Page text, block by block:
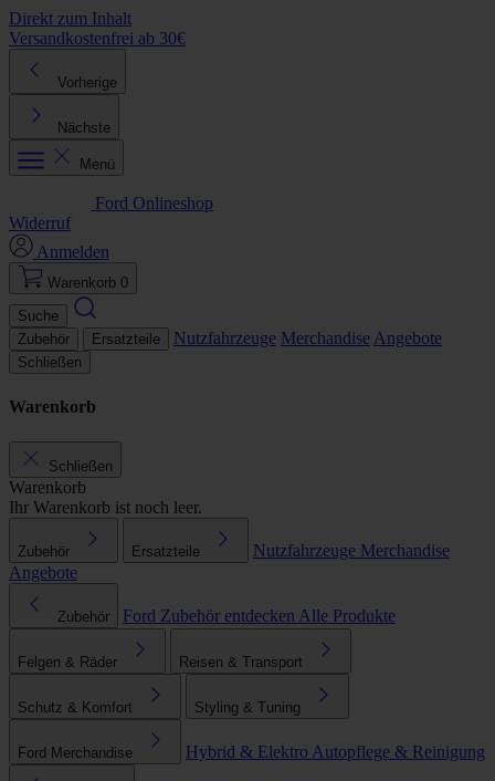
Direkt zum Inhalt
Versandkostenfrei ab 30€
Vorherige
Nächste
Menü
Ford Onlineshop
Widerruf
Anmelden
Warenkorb 0
Suche
Zubehör
Ersatzteile Nutzfahrzeuge Merchandise Angebote
Schließen
Warenkorb
Schließen
Warenkorb
Ihr Warenkorb ist noch leer.
Zubehör Ersatzteile Nutzfahrzeuge Merchandise
Angebote
Zubehör Ford Zubehör entdecken Alle Produkte
Felgen & Räder Reisen & Transport
Schutz & Komfort Styling & Tuning
Ford Merchandise Hybrid & Elektro Autopflege & Reinigung